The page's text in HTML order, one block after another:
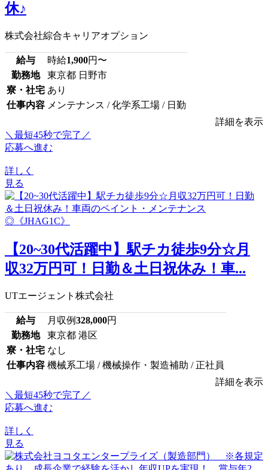
休♪
株式会社綜合キャリアオプション
給与 時給1,900円〜
勤務地
東京都 日野市
寮・社宅 あり
仕事内容 メンテナンス / 化学系工場 / 日勤
詳細を表示
＼最短45秒で完了／
応募へ進む
詳しく
見る
【20~30代活躍中】駅チカ徒歩9分☆月
収32万円可！日勤＆土日祝休み！車...
UTエージェント株式会社
給与 月収例328,000円
勤務地
東京都 港区
寮・社宅 なし
仕事内容 機械系工場 / 機械操作・製造補助 / 正社員
詳細を表示
＼最短45秒で完了／
応募へ進む
詳しく
見る